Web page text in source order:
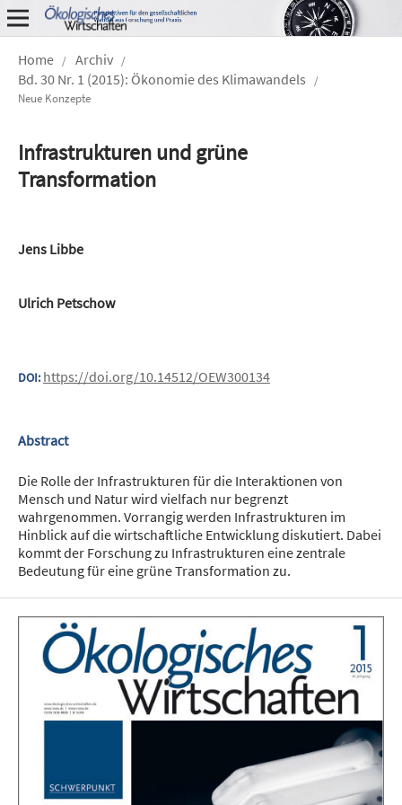
Home / Archiv /
Bd. 30 Nr. 1 (2015): Ökonomie des Klimawandels
/
Neue Konzepte
Infrastrukturen und grüne
Transformation
Jens Libbe
Ulrich Petschow
DOI: https://doi.org/10.14512/OEW300134
Abstract
Die Rolle der Infrastrukturen für die Interaktionen von
Mensch und Natur wird vielfach nur begrenzt
wahrgenommen. Vorrangig werden Infrastrukturen im
Hinblick auf die wirtschaftliche Entwicklung diskutiert. Dabei
kommt der Forschung zu Infrastrukturen eine zentrale
Bedeutung für eine grüne Transformation zu.